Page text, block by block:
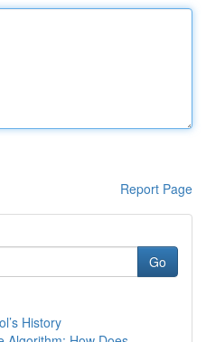
Report Page
Go
History